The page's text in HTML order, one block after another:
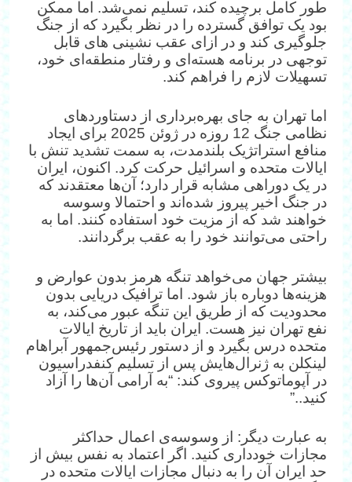
طور کامل برچیده کند، تسلیم نمی‌شد. اما ممکن
بود یک توافق گسترده را در نظر بگیرد که از جنگ
جلوگیری کند و در ازای عقب نشینی های قابل
توجهی در برنامه هسته‌ای و رفتار منطقه‌ای خود،
تسهیلات لازم را فراهم کند.
اما تهران به جای بهره‌برداری از دستاوردهای
نظامی جنگ 12 روزه در ژوئن 2025 برای ایجاد
منافع استراتژیک بلندمدت، به سمت تشدید تنش با
ایالات متحده و اسرائیل حرکت کرد. اکنون، ایران
در یک دوراهی مشابه قرار دارد؛ آن‌ها معتقدند که
در جنگ اخیر پیروز شده‌اند و احتمالا وسوسه
خواهند شد که از مزیت خود استفاده کنند. اما به
راحتی می‌توانند خود را به عقب برگردانند.
بیشتر جهان می‌خواهد تنگه هرمز بدون عوارض و
هزینه‌ها دوباره باز شود. اما ترافیک دریایی بدون
محدودیت که از طریق این تنگه عبور می‌کند، به
نفع تهران نیز هست. ایران باید از تاریخ ایالات
متحده درس بگیرد و از دستور رئیس‌جمهور آبراهام
لینکلن به ژنرال‌هایش پس از تسلیم کنفدراسیون
در آپوماتوکس پیروی کند: “به آرامی آن‌ها را آزاد
کنید..”
به عبارت دیگر: از وسوسه‌ی اعمال حداکثر
مجازات خودداری کنید. اگر اعتماد به نفس بیش از
حد ایران آن را به دنبال مجازات ایالات متحده در